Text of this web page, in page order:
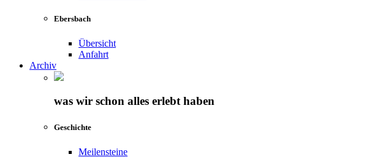
Ebersbach
Übersicht
Anfahrt
Archiv
was wir schon alles erlebt haben
Geschichte
Meilensteine